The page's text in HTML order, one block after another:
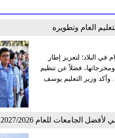
العام وتطويره
البلاد؛ لتعزيز إطار
ومخرجاتها، فضلاً عن تنظيم
الخاص وغير الربحي، بما يواكب مستهدفات «رؤية السعودية 2030». وأكد وزير التعليم يوسف